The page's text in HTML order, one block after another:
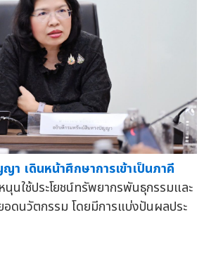
เดินหน้าศึกษาการเข้าเป็นภาคี
นใช้ประโยชน์ทรัพยากรพันธุกรรมและ
นวัตกรรม โดยมีการแบ่งปันผลประ